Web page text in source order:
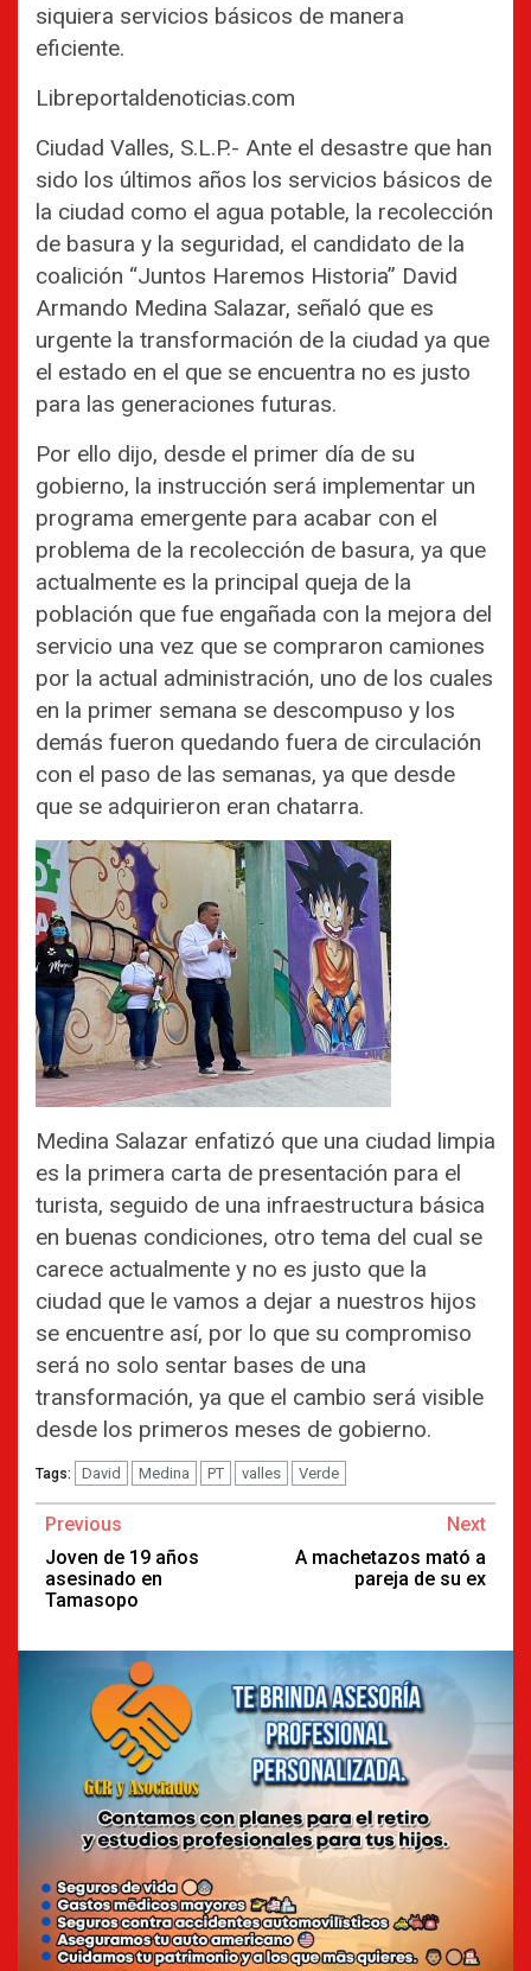
siquiera servicios básicos de manera
eficiente.
Libreportaldenoticias.com
Ciudad Valles, S.L.P.- Ante el desastre que han
sido los últimos años los servicios básicos de
la ciudad como el agua potable, la recolección
de basura y la seguridad, el candidato de la
coalición “Juntos Haremos Historia” David
Armando Medina Salazar, señaló que es
urgente la transformación de la ciudad ya que
el estado en el que se encuentra no es justo
para las generaciones futuras.
Por ello dijo, desde el primer día de su
gobierno, la instrucción será implementar un
programa emergente para acabar con el
problema de la recolección de basura, ya que
actualmente es la principal queja de la
población que fue engañada con la mejora del
servicio una vez que se compraron camiones
por la actual administración, uno de los cuales
en la primer semana se descompuso y los
demás fueron quedando fuera de circulación
con el paso de las semanas, ya que desde
que se adquirieron eran chatarra.
Medina Salazar enfatizó que una ciudad limpia
es la primera carta de presentación para el
turista, seguido de una infraestructura básica
en buenas condiciones, otro tema del cual se
carece actualmente y no es justo que la
ciudad que le vamos a dejar a nuestros hijos
se encuentre así, por lo que su compromiso
será no solo sentar bases de una
transformación, ya que el cambio será visible
desde los primeros meses de gobierno.
Tags: David Medina PT valles Verde
Continue
Reading
Previous
Joven de 19 años
asesinado en
Tamasopo
Next
A machetazos mató a
pareja de su ex